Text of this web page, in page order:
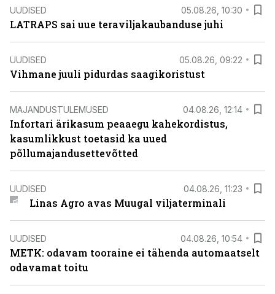
UUDISED 05.08.26, 10:30
LATRAPS sai uue teraviljakaubanduse juhi
UUDISED 05.08.26, 09:22
Vihmane juuli pidurdas saagikoristust
MAJANDUSTULEMUSED 04.08.26, 12:14
Infortari ärikasum peaaegu kahekordistus,
kasumlikkust toetasid ka uued
põllumajandusettevõtted
UUDISED 04.08.26, 11:23
Linas Agro avas Muugal viljaterminali
UUDISED 04.08.26, 10:54
METK: odavam tooraine ei tähenda automaatselt
odavamat toitu